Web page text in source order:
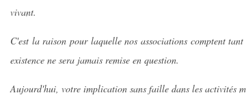
vivant.
C'est la raison pour laquelle nos associations comptent
existence ne sera jamais remise en question.
Aujourd'hui, votre implication sans faille dans les activités